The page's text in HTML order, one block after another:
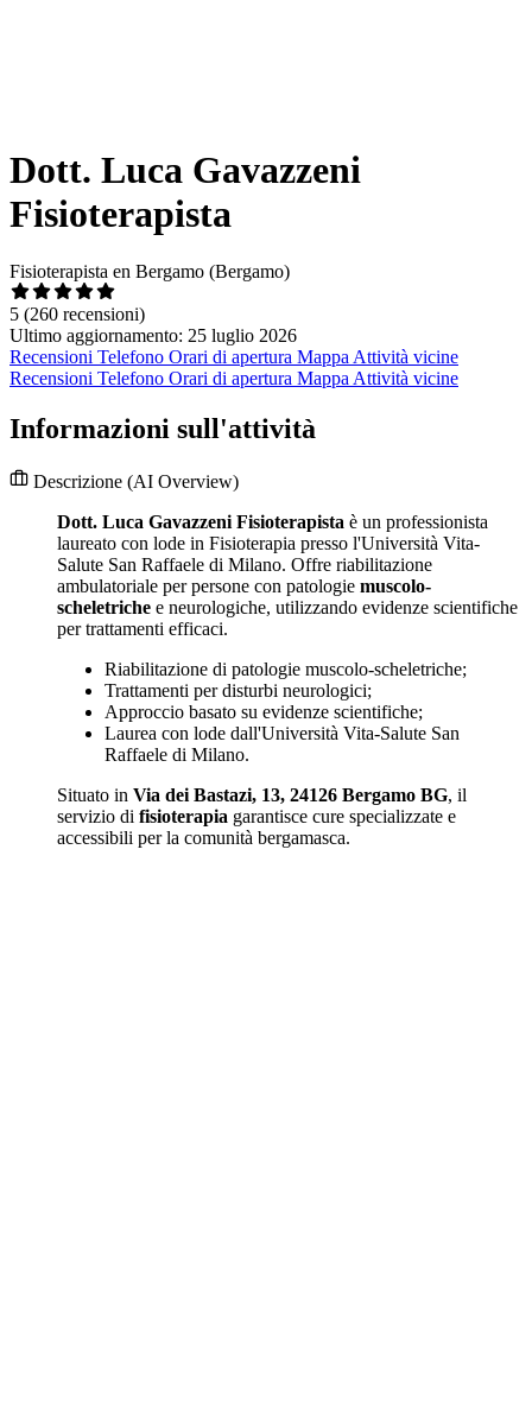
Dott. Luca Gavazzeni
Fisioterapista
Fisioterapista en Bergamo (Bergamo)
5 (260 recensioni)
Ultimo aggiornamento: 25 luglio 2026
Recensioni Telefono Orari di apertura Mappa Attività vicine
Recensioni Telefono Orari di apertura Mappa Attività vicine
Informazioni sull'attività
Descrizione (AI Overview)
Dott. Luca Gavazzeni Fisioterapista è un professionista
laureato con lode in Fisioterapia presso l'Università Vita-
Salute San Raffaele di Milano. Offre riabilitazione
ambulatoriale per persone con patologie muscolo-
scheletriche e neurologiche, utilizzando evidenze scientifiche
per trattamenti efficaci.
Riabilitazione di patologie muscolo-scheletriche;
Trattamenti per disturbi neurologici;
Approccio basato su evidenze scientifiche;
Laurea con lode dall'Università Vita-Salute San
Raffaele di Milano.
Situato in Via dei Bastazi, 13, 24126 Bergamo BG, il
servizio di fisioterapia garantisce cure specializzate e
accessibili per la comunità bergamasca.